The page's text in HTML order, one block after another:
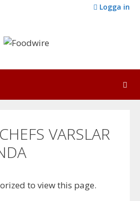
Logga in
VARSLAR
to view this page.